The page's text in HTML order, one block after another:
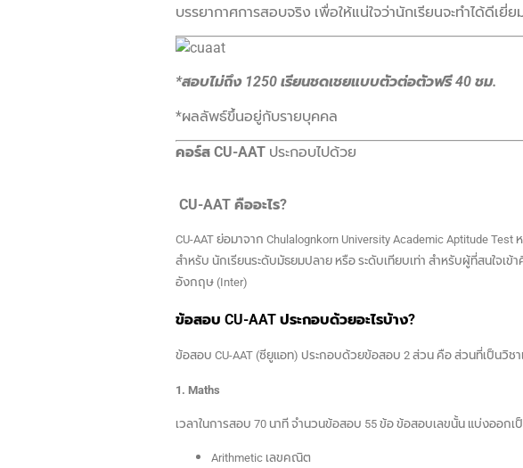
บรรยากาศการสอบจริง เพื่อให้แน่ใจว่านักเรียนจะทำได้ดีเยี่ย
*สอบไม่ถึง 1250 เรียนชดเชยแบบตัวต่อตัวฟรี 40 ชม.
*ผลลัพธ์ขึ้นอยู่กับรายบุคคล
คอร์ส CU-AAT ประกอบไปด้วย
CU-AAT คืออะไร?
CU-AAT ย่อมาจาก Chulalognkorn University Academic Aptitude
สำหรับ นักเรียนระดับมัธยมปลาย หรือ ระดับเทียบเท่า สำหรับผู้ที่สนใจ
อังกฤษ (Inter)
ข้อสอบ CU-AAT ประกอบด้วยอะไรบ้าง?
ข้อสอบ CU-AAT (ซียูแอท) ประกอบด้วยข้อสอบ 2 ส่วน คือ ส่วนที่เป็นวิชา
1. Maths
เวลาในการสอบ 70 นาที จำนวนข้อสอบ 55 ข้อ ข้อสอบเลขนั้น แบ่งออกเ
Arithmetic เลขคณิต